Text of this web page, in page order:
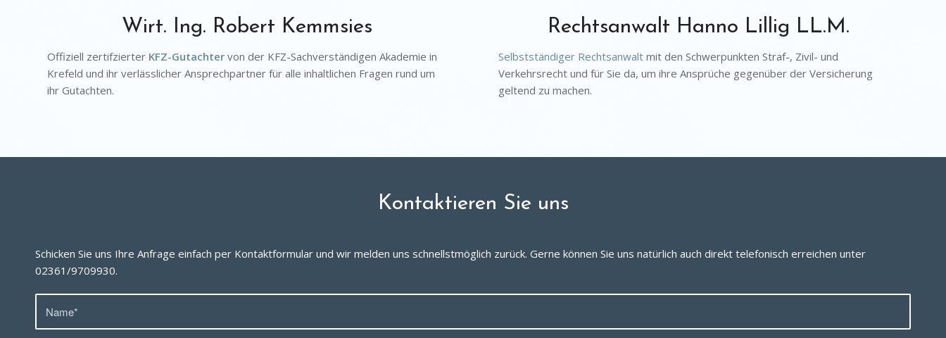
Wirt. Ing. Robert Kemmsies
Offiziell zertifzierter KFZ-Gutachter von der KFZ-Sachverständigen Akademie in
Krefeld und ihr verlässlicher Ansprechpartner für alle inhaltlichen Fragen rund um
ihr Gutachten.
Rechtsanwalt Hanno Lillig LL.M.
Selbstständiger Rechtsanwalt mit den Schwerpunkten Straf-, Zivil- und
Verkehrsrecht und für Sie da, um ihre Ansprüche gegenüber der Versicherung
geltend zu machen.
Kontaktieren Sie uns
Schicken Sie uns Ihre Anfrage einfach per Kontaktformular und wir melden uns schnellstmöglich zurück. Gerne können Sie uns natürlich auch direkt telefonisch erreichen unter
02361/9709930.